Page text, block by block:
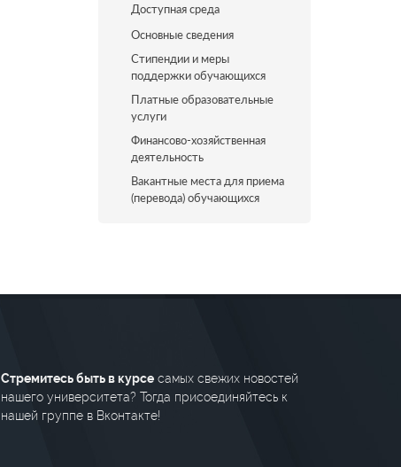
Доступная среда
Основные сведения
Стипендии и меры
поддержки обучающихся
Платные образовательные
услуги
Финансово-хозяйственная
деятельность
Вакантные места для приема
(перевода) обучающихся
Стремитесь быть в курсе самых свежих новостей
нашего университета? Тогда присоединяйтесь к
нашей группе в Вконтакте!